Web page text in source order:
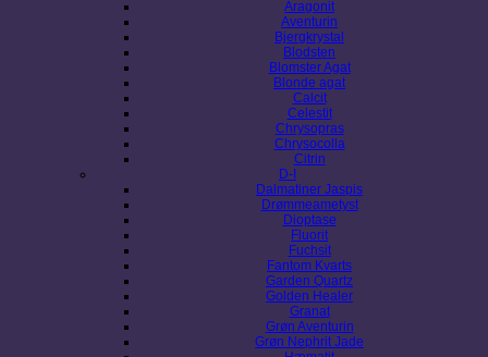
Aragonit
Aventurin
Bjergkrystal
Blodsten
Blomster Agat
Blonde agat
Calcit
Celestit
Chrysopras
Chrysocolla
Citrin
D-I
Dalmatiner Jaspis
Drømmeametyst
Dioptase
Fluorit
Fuchsit
Fantom Kvarts
Garden Quartz
Golden Healer
Granat
Grøn Aventurin
Grøn Nephrit Jade